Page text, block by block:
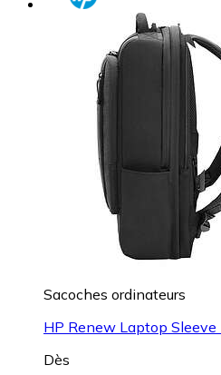
Sacoches ordinateurs
HP Renew Laptop Sleeve
Dès